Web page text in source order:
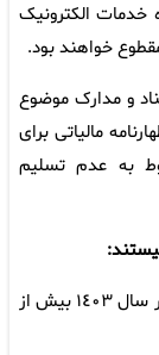
خدمات الکترونیک
خواهند بود.
و مدارک موضوع
مصوب ١٣٩٤ و ارائه اظهارنامه مالیاتی برای
به عدم تسلیم
- مؤدیانی که میزان فروش کالا و ارائه خدمات آنها در سال ١٤٠٣ بیش از